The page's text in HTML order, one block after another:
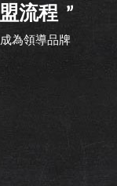
流程
為領導品牌